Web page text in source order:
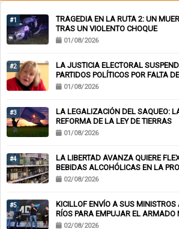
#1
TRAGEDIA EN LA RUTA 2: UN
TRAS UN VIOLENTO CHOQUE
01/08/2026
#2
LA JUSTICIA ELECTORAL
PARTIDOS POLÍTICOS POR FALTA
01/08/2026
#3
LA LEGALIZACIÓN DEL SAQUEO:
REFORMA DE LA LEY DE TIERRAS
01/08/2026
#4
LA LIBERTAD AVANZA QUIERE
BEBIDAS ALCOHÓLICAS EN LA
02/08/2026
#5
KICILLOF ENVÍO A SUS MINISTROS
RÍOS PARA EMPUJAR EL ARMADO
02/08/2026